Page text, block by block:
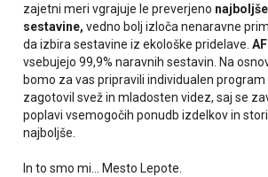
zajetni meri vgrajuje le preverjeno
sestavine,vedno bolj izloča nenaravne
da izbira sestavine iz ekološke pridelave.
vsebujejo 99,9% naravnih sestavin. Na
bomo za vas pripravili individualen
zagotovil svež in mladosten videz, saj se
poplavi vsemogočih ponudb izdelkov in
najboljše.
In to smo mi... Mesto Lepote.